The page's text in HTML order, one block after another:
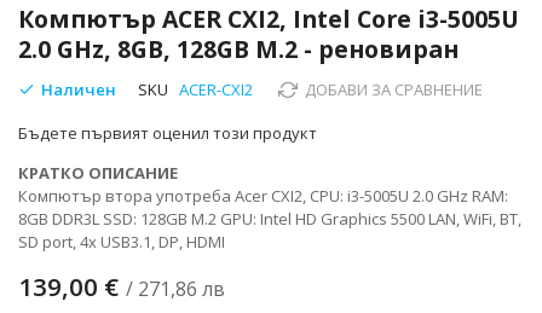
Компютър ACER CXI2, Intel Core i3-5005U
2.0 GHz, 8GB, 128GB M.2 - реновиран
Наличен SKU ACER-CXI2 ДОБАВИ ЗА СРАВНЕНИЕ
Бъдете първият оценил този продукт
КРАТКО ОПИСАНИЕ
Компютър втора употреба Acer CXI2, CPU: i3-5005U 2.0 GHz RAM:
8GB DDR3L SSD: 128GB M.2 GPU: Intel HD Graphics 5500 LAN, WiFi, BT,
SD port, 4x USB3.1, DP, HDMI
139,00 € / 271,86 лв
към
началото
на
галерия
снимки